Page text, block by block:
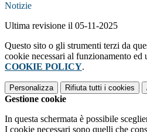
Notizie
Ultima revisione il 05-11-2025
Questo sito o gli strumenti terzi da
cookie necessari al funzionamento
COOKIE POLICY.
Personalizza Rifiuta tutti i cookies
Gestione cookie
In questa schermata è possibile
I cookie necessari sono quelli che